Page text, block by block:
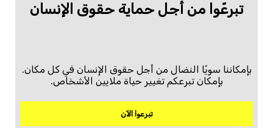
تبرعّوا من أجل حماية حقوق الإنسان
بإمكاننا سويًا النضال من أجل حقوق الإنسان في كل مكان.
بإمكان تبرعكم تغيير حياة ملايين الأشخاص.
تبرعوا الآن